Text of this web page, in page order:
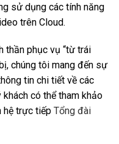
sử dụng các tính năng
trên Cloud.
thần phục vụ “từ trái
chúng tôi mang đến sự
tin chi tiết về các
có thể tham khảo
hệ trực tiếp Tổng đài